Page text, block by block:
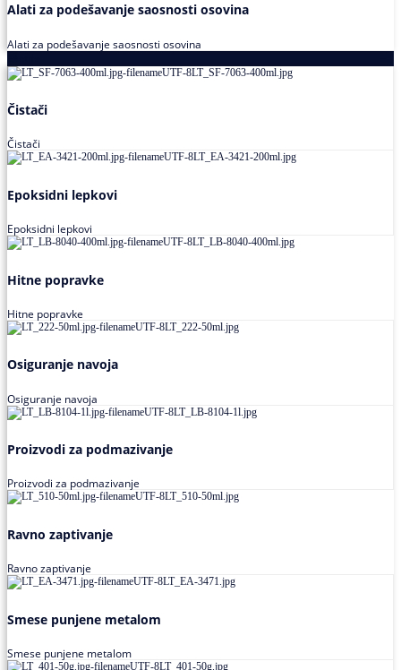
Alati za podešavanje saosnosti osovina
Alati za podešavanje saosnosti osovina
Čistači
Čistači
Epoksidni lepkovi
Epoksidni lepkovi
Hitne popravke
Hitne popravke
Osiguranje navoja
Osiguranje navoja
Proizvodi za podmazivanje
Proizvodi za podmazivanje
Ravno zaptivanje
Ravno zaptivanje
Smese punjene metalom
Smese punjene metalom